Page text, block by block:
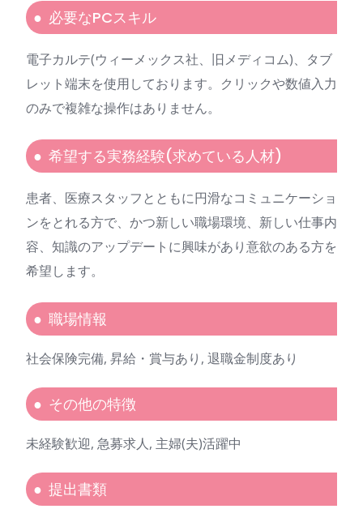
必要なPCスキル
電子カルテ(ウィーメックス社、旧メディコム)、タブ
レット端末を使用しております。クリックや数値入力
のみで複雑な操作はありません。
希望する実務経験(求めている人材)
患者、医療スタッフとともに円滑なコミュニケーショ
ンをとれる方で、かつ新しい職場環境、新しい仕事内
容、知識のアップデートに興味があり意欲のある方を
希望します。
職場情報
社会保険完備, 昇給・賞与あり, 退職金制度あり
その他の特徴
未経験歓迎, 急募求人, 主婦(夫)活躍中
提出書類